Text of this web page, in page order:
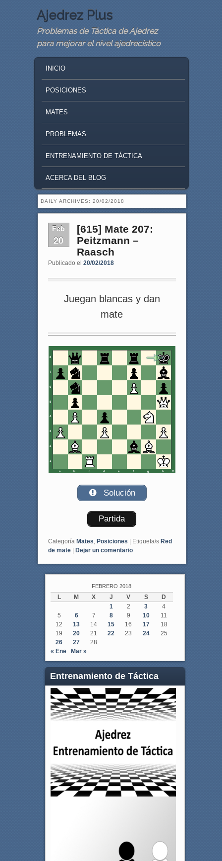
Ajedrez Plus
Problemas de Táctica de Ajedrez
para mejorar el nivel ajedrecístico
SKIP TO PRIMARY CONTENT
SKIP TO SECONDARY CONTENT
INICIO
POSICIONES
MATES
PROBLEMAS
ENTRENAMIENTO DE TÁCTICA
ACERCA DEL BLOG
DAILY ARCHIVES: 20/02/2018
Feb
20
[615] Mate 207:
Peitzmann –
Raasch
Publicado el 20/02/2018
Juegan blancas y dan
mate
8
7
6
5
4
3
2
1
a b c d e f g h
Solución
Partida
Categoría Mates, Posiciones Etiqueta/s Red
de mate
Dejar un comentario
FEBRERO 2018
L M X J V S
D
1
2 3
4
5
6 7 8 9 10
11
12
13 14 15 16 17
18
19
20 21 22 23 24
25
26
27
28
« Ene
Mar »
Entrenamiento de Táctica